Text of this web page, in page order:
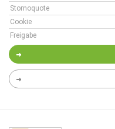
Stornoquote
Cookie
Freigabe